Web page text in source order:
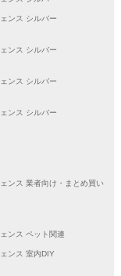
ンス シルバー
ンス シルバー
ンス シルバー
ンス シルバー
ンス 業者向け・まとめ買い
ンス ペット関連
ンス 室内DIY